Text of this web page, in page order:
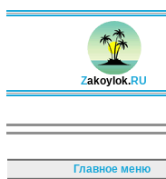
Zakoylok.RU
Главное меню